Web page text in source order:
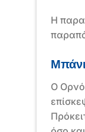
Η
Ο